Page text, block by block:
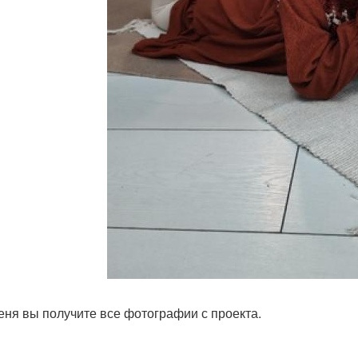
вы получите все фотографии с проекта.